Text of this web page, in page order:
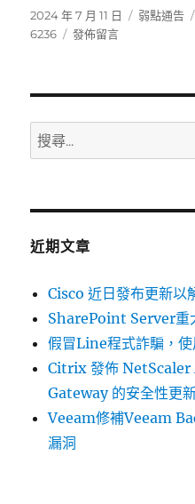
發
佈
2024 年 7 月 11 日
分
弱點通告
6236
在
安
全
性
發佈留言
搜
尋
鍵
近期文章
Cisco 近日發布更新以
SharePoint Server重
假冒Line程式詐騙，使
Citrix 發佈 NetScaler
Gateway 的安全性更
Veeam修補Veeam
漏洞